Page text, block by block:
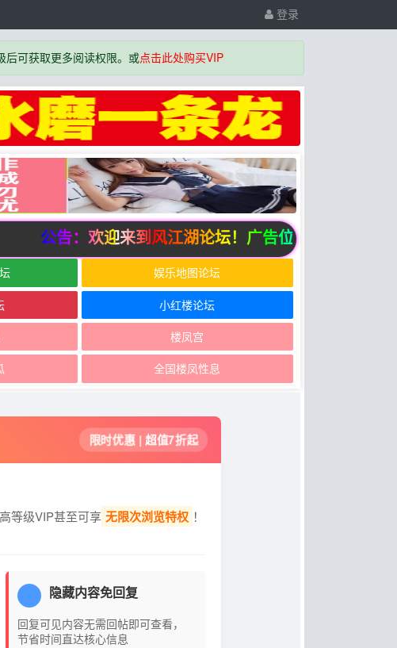
登录
后可获取更多阅读权限。或点击此处购买VIP
公告：欢迎来到风江湖论坛！广告位招商中
娱乐地图论坛
小红楼论坛
楼凤宫
全国楼凤性息
限时优惠 | 超值7折起
等级VIP甚至可享 无限次浏览特权 ！
隐藏内容免回复
回复可见内容无需回帖即可查看，
节省时间直达核心信息